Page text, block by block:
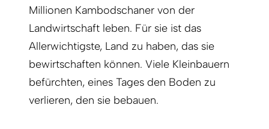
Millionen Kambodschaner von der
Landwirtschaft leben. Für sie ist das
Allerwichtigste, Land zu haben, das sie
bewirtschaften können. Viele Kleinbauern
befürchten, eines Tages den Boden zu
verlieren, den sie bebauen.